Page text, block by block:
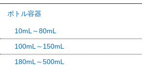
ボトル容器
10mL～80mL
100mL～150mL
180mL～500mL